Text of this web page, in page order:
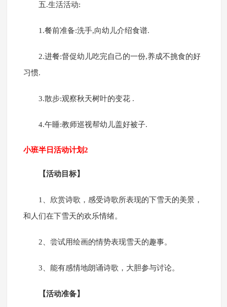
五.生活活动:
1.餐前准备:洗手,向幼儿介绍食谱.
2.进餐:督促幼儿吃完自己的一份,养成不挑食的好
习惯.
3.散步:观察秋天树叶的变花 .
4.午睡:教师巡视帮幼儿盖好被子.
小班半日活动计划2
【活动目标】
1、欣赏诗歌，感受诗歌所表现的下雪天的美景，
和人们在下雪天的欢乐情绪。
2、尝试用绘画的情势表现雪天的趣事。
3、能有感情地朗诵诗歌，大胆参与讨论。
【活动准备】